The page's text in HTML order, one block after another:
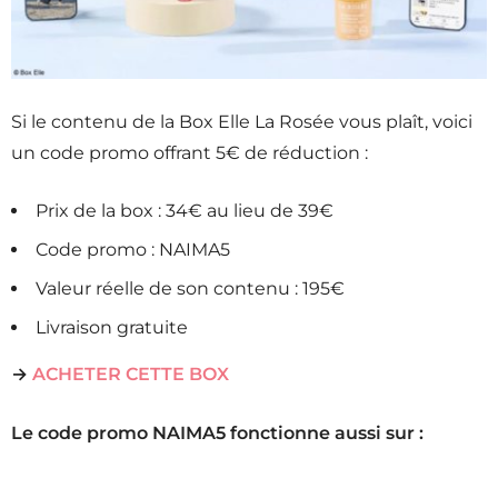
Si le contenu de la Box Elle La Rosée vous plaît, voici
un code promo offrant 5€ de réduction :
Prix de la box : 34€ au lieu de 39€
Code promo : NAIMA5
Valeur réelle de son contenu : 195€
Livraison gratuite
→ ACHETER CETTE BOX
Le code promo NAIMA5 fonctionne aussi sur :